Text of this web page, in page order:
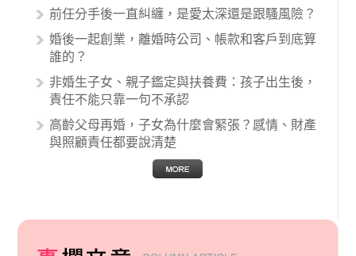
的內容其實非常多，有些案例…
前任分手後一直糾纏，是愛太深還是跟騷風險？
婚後一起創業，離婚時公司、帳款和客戶到底算
誰的？
非婚生子女、親子鑑定與扶養費：孩子出生後，
責任不能只靠一句不承認
高齡父母再婚，子女為什麼會緊張？感情、財產
與照顧責任都要說清楚